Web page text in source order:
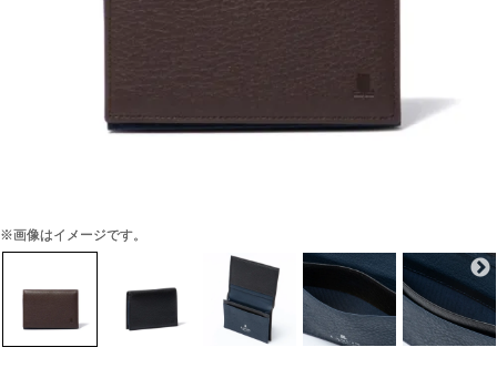
※画像はイメージです。